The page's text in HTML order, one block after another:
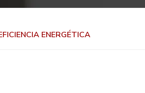
ENERGÉTICA